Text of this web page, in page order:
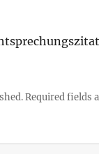
Required fields